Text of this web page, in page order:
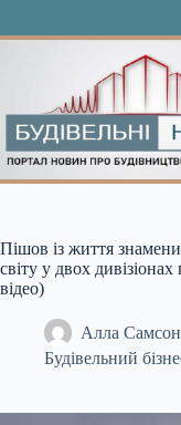
Пішов із життя
світу у двох
відео)
Алла
Будівельний